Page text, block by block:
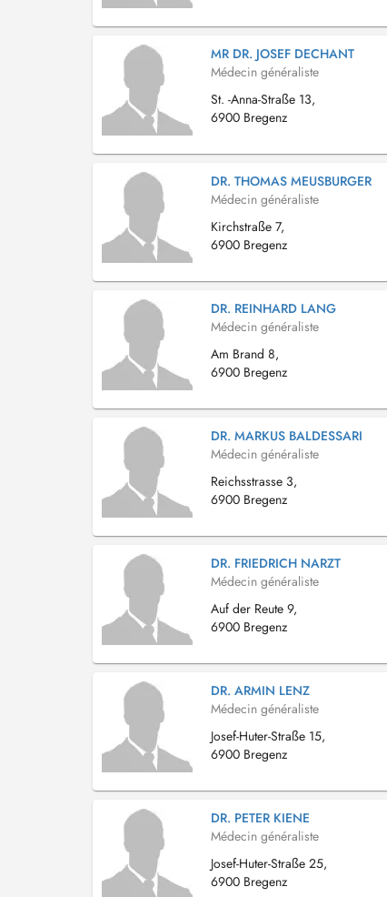
MR DR. JOSEF DECHANT
Médecin généraliste
St. -Anna-Straße 13,
6900 Bregenz
DR. THOMAS MEUSBURGER
Médecin généraliste
Kirchstraße 7,
6900 Bregenz
DR. REINHARD LANG
Médecin généraliste
Am Brand 8,
6900 Bregenz
DR. MARKUS BALDESSARI
Médecin généraliste
Reichsstrasse 3,
6900 Bregenz
DR. FRIEDRICH NARZT
Médecin généraliste
Auf der Reute 9,
6900 Bregenz
DR. ARMIN LENZ
Médecin généraliste
Josef-Huter-Straße 15,
6900 Bregenz
DR. PETER KIENE
Médecin généraliste
Josef-Huter-Straße 25,
6900 Bregenz